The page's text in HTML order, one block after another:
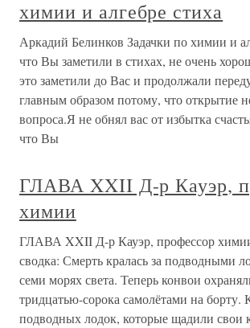
химии и алгебре стиха
Аркадий Белинков Задачки по химии и
что Вы заметили в стихах, не очень
это заметили до Вас и продолжали
главным образом потому, что открытие
вопроса.Я не обнял вас от избытка
что Вы
ГЛАВА XXII Д-р Кауэр,
химии
ГЛАВА XXII Д-р Кауэр, профессор
сводка: Смерть кралась за подводными
семи морях света. Теперь конвои
тридцатью-сорока самолётами на борту.
подводных лодок, которые щадили свои